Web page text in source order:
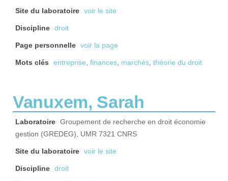
Site du laboratoire voir le site
Discipline droit
Page personnelle voir la page
Mots clés entreprise, finances, marchés, théorie du droit
Vanuxem, Sarah
Laboratoire Groupement de recherche en droit économie
gestion (GREDEG), UMR 7321 CNRS
Site du laboratoire voir le site
Discipline droit